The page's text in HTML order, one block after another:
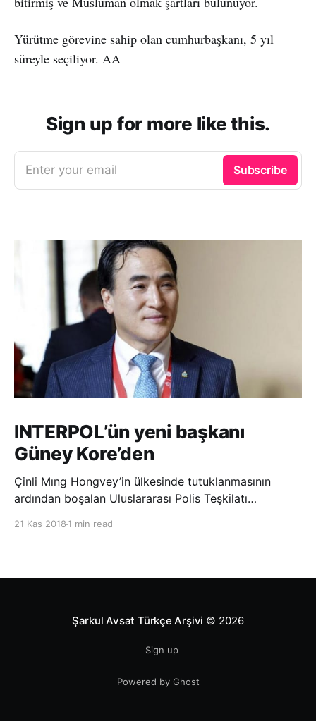
Yürütme görevine sahip olan cumhurbaşkanı, 5 yıl
süreyle seçiliyor. AA
Sign up for more like this.
Enter your email Subscribe
INTERPOL’ün yeni başkanı
Güney Kore’den
Çinli Mıng Hongvey’in ülkesinde tutuklanmasının
ardından boşalan Uluslararası Polis Teşkilatı
21 Kas 2018 1 min read
Şarkul Avsat Türkçe Arşivi © 2026
Sign up
Powered by Ghost